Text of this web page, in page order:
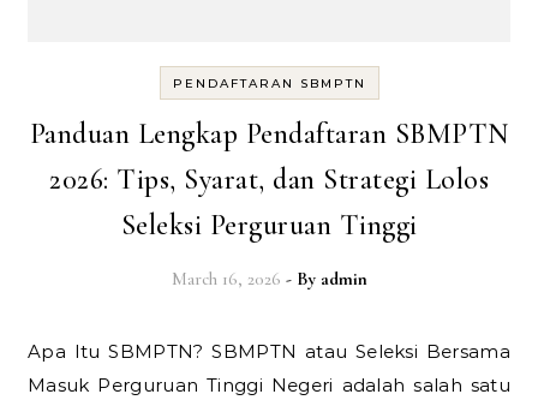
PENDAFTARAN SBMPTN
Panduan Lengkap Pendaftaran SBMPTN
2026: Tips, Syarat, dan Strategi Lolos
Seleksi Perguruan Tinggi
March 16, 2026 - By admin
Apa Itu SBMPTN? SBMPTN atau Seleksi Bersama
Masuk Perguruan Tinggi Negeri adalah salah satu